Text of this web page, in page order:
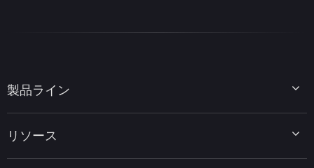
製品ライン
MiniTool Power Data Recovery
リソース